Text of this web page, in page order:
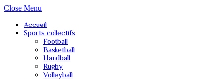
Close Menu
Accueil
Sports collectifs
Football
Basketball
Handball
Rugby
Volleyball